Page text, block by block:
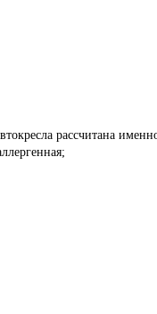
рассчитана